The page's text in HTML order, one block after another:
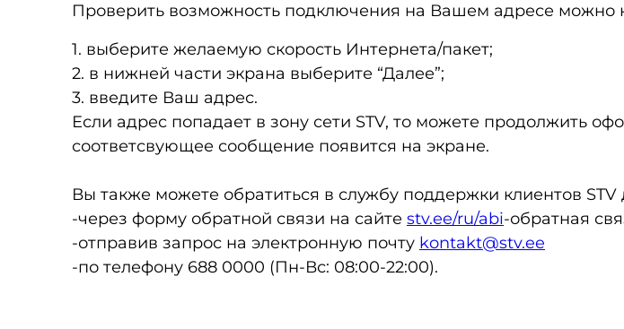
Проверить возможность подключения на Вашем адресе можно
1. выберите желаемую скорость Интернета/пакет;
2. в нижней части экрана выберите “Далее”;
3. введите Ваш адрес.
Если адрес попадает в зону сети STV, то можете продолжить
соответсвующее сообщение появится на экране.
Вы также можете обратиться в службу поддержки клиентов
-через форму обратной связи на сайте stv.ee/ru/abi-обратная
-отправив запрос на электронную почту kontakt@stv.ee
-по телефону 688 0000 (Пн-Вс: 08:00-22:00).